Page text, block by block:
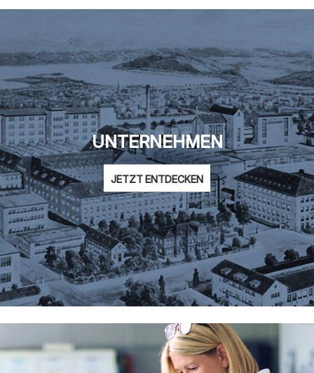
UNTERNEHMEN
JETZT ENTDECKEN